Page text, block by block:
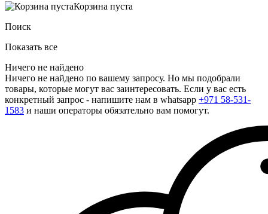
Корзина пуста
Поиск
Показать все
Ничего не найдено
Ничего не найдено по вашему запросу. Но мы подобрали
товары, которые могут вас заинтересовать. Если у вас есть
конкретный запрос - напишите нам в whatsapp +971 58-531-
1583 и наши операторы обязательно вам помогут.